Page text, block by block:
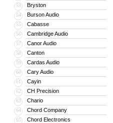
53 Bryston
54 Burson Audio
55 Cabasse
56 Cambridge Audio
57 Canor Audio
58 Canton
59 Cardas Audio
60 Cary Audio
61 Cayin
62 CH Precision
63 Chario
64 Chord Company
65 Chord Electronics